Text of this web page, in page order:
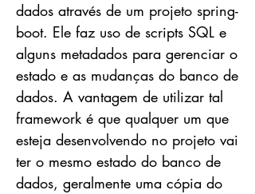
dados através de um projeto spring-
boot. Ele faz uso de scripts SQL e
alguns metadados para gerenciar o
estado e as mudanças do banco de
dados. A vantagem de utilizar tal
framework é que qualquer um que
esteja desenvolvendo no projeto vai
ter o mesmo estado do banco de
dados, geralmente uma cópia do